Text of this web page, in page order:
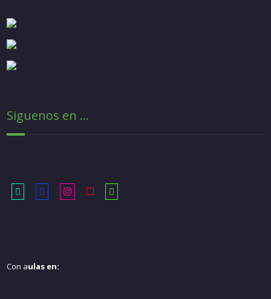
Siguenos en ...
Con aulas en: